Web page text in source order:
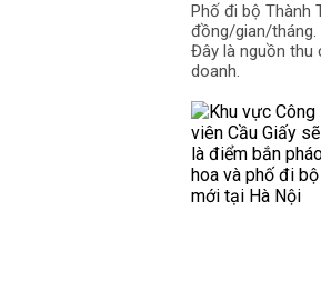
Phố đi bộ Thành
đồng/gian/tháng.
Đây là nguồn thu
doanh.